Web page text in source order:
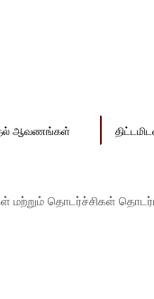
ஆவணங்கள்
மற்றும் தொடர்ச்சிகள்